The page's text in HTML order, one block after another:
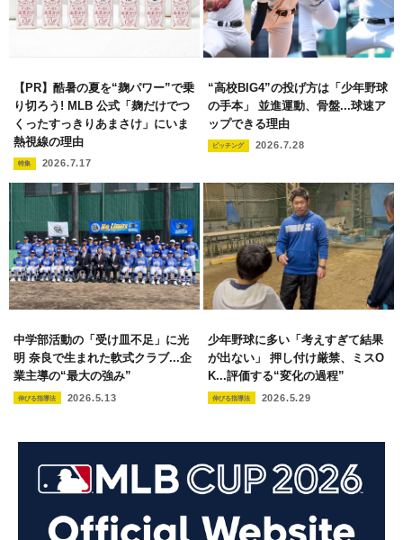
【PR】酷暑の夏を“麹パワー”で乗
り切ろう! MLB 公式「麹だけでつ
くったすっきりあまさけ」にいま
熱視線の理由
特集 2026.7.17
“高校BIG4”の投げ方は「少年野球
の手本」 並進運動、骨盤...球速ア
ップできる理由
ピッチング 2026.7.28
中学部活動の「受け皿不足」に光
明 奈良で生まれた軟式クラブ...企
業主導の“最大の強み”
伸びる指導法 2026.5.13
少年野球に多い「考えすぎて結果
が出ない」 押し付け厳禁、ミスO
K...評価する“変化の過程”
伸びる指導法 2026.5.29